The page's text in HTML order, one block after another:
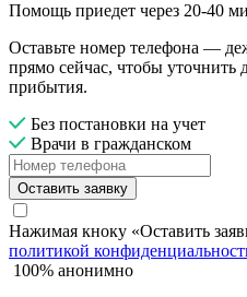
Помощь приедет через 20-40
Оставьте номер телефона —
прямо сейчас, чтобы уточнить
прибытия.
Без постановки на учет
Врачи в гражданском
Оставить заявку
Нажимая кноку «Оставить
политикой
100% анонимно